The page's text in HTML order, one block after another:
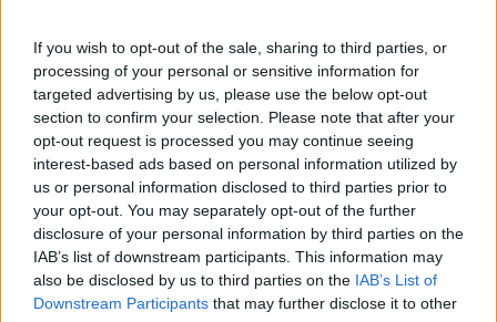
If you wish to opt-out of the sale, sharing to third parties, or
processing of your personal or sensitive information for
targeted advertising by us, please use the below opt-out
section to confirm your selection. Please note that after your
opt-out request is processed you may continue seeing
interest-based ads based on personal information utilized by
us or personal information disclosed to third parties prior to
your opt-out. You may separately opt-out of the further
disclosure of your personal information by third parties on the
IAB’s list of downstream participants. This information may
also be disclosed by us to third parties on the IAB’s List of
Downstream Participants that may further disclose it to other
Hur ser det ut med dieselhybrider?
- Toyota menar att man inte utvecklar en
dieselhybrid på grund av komfortskäl eftersom
motorn ofta startar och stängs av, till exempel
när bilen rullar nedför en backe.
Kan Toyota Auris hybrid upprepa Toyota
Prius framgång?
- Nej, eftersom det inte finns någon kombi.